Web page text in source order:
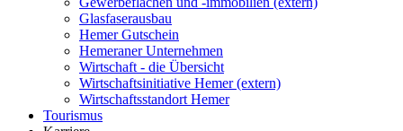
Glasfaserausbau
Hemer Gutschein
Hemeraner Unternehmen
Wirtschaft - die Übersicht
Wirtschaftsinitiative Hemer (extern)
Wirtschaftsstandort Hemer
Tourismus